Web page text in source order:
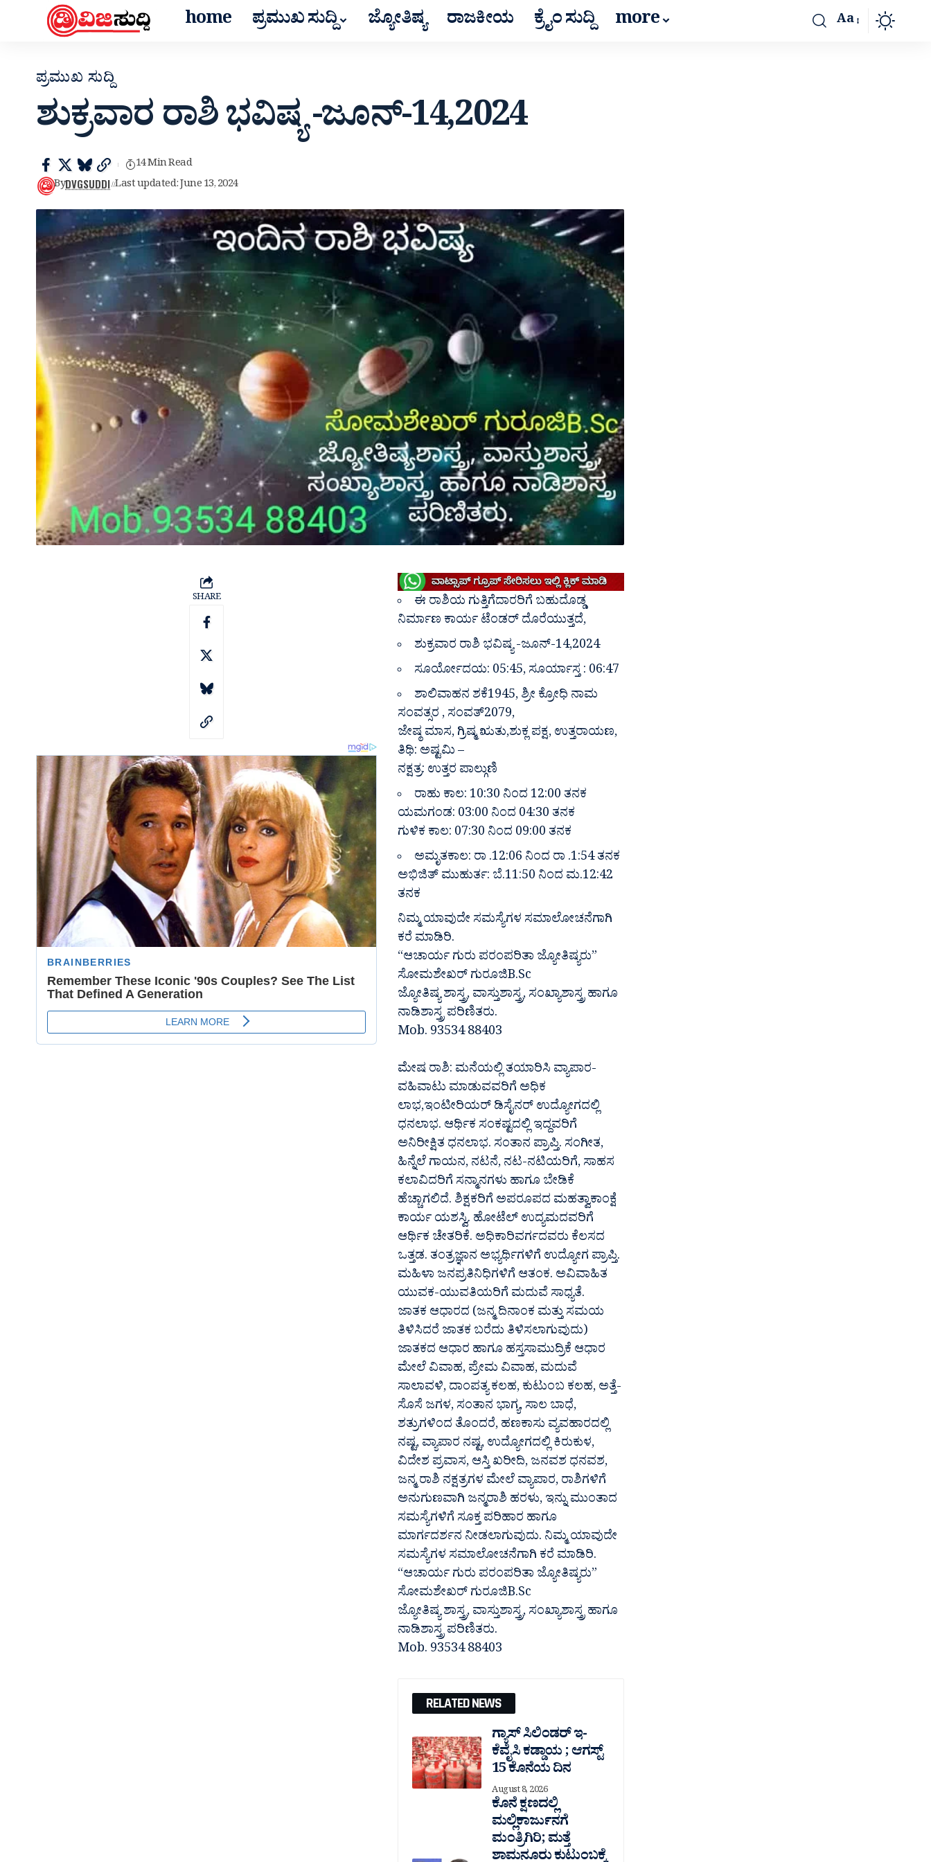
home ಪ್ರಮುಖ ಸುದ್ದಿ ಜ್ಯೋತಿಷ್ಯ ರಾಜಕೀಯ ಕ್ರೈಂ ಸುದ್ದಿ more Aa
ಪ್ರಮುಖ ಸುದ್ದಿ
ಶುಕ್ರವಾರ ರಾಶಿ ಭವಿಷ್ಯ -ಜೂನ್-14,2024
ByDVGSUDDI Last updated: June 13, 2024
14 Min Read
SHARE
ಈ ರಾಶಿಯ ಗುತ್ತಿಗೆದಾರರಿಗೆ ಬಹುದೊಡ್ಡ
ನಿರ್ಮಾಣ ಕಾರ್ಯ ಟೆಂಡರ್ ದೊರೆಯುತ್ತದೆ,
ಶುಕ್ರವಾರ ರಾಶಿ ಭವಿಷ್ಯ -ಜೂನ್-14,2024
ಸೂರ್ಯೋದಯ: 05:45, ಸೂರ್ಯಾಸ್ತ : 06:47
ಶಾಲಿವಾಹನ ಶಕೆ1945, ಶ್ರೀ ಕ್ರೋಧಿ ನಾಮ
ಸಂವತ್ಸರ , ಸಂವತ್2079,
ಜೇಷ್ಠ ಮಾಸ, ಗ್ರಿಷ್ಮ ಋತು,ಶುಕ್ಲ ಪಕ್ಷ, ಉತ್ತರಾಯಣ,
ತಿಥಿ: ಅಷ್ಟಮಿ –
ನಕ್ಷತ್ರ: ಉತ್ತರ ಪಾಲ್ಗುಣಿ
ರಾಹು ಕಾಲ: 10:30 ನಿಂದ 12:00 ತನಕ
ಯಮಗಂಡ: 03:00 ನಿಂದ 04:30 ತನಕ
ಗುಳಿಕ ಕಾಲ: 07:30 ನಿಂದ 09:00 ತನಕ
ಅಮೃತಕಾಲ: ರಾ .12:06 ನಿಂದ ರಾ .1:54 ತನಕ
ಅಭಿಜಿತ್ ಮುಹುರ್ತ: ಬೆ.11:50 ನಿಂದ ಮ.12:42
ತನಕ
ನಿಮ್ಮ ಯಾವುದೇ ಸಮಸ್ಯೆಗಳ ಸಮಾಲೋಚನೆಗಾಗಿ
ಕರೆ ಮಾಡಿರಿ.
“ಆಚಾರ್ಯ ಗುರು ಪರಂಪರಿತಾ ಜ್ಯೋತಿಷ್ಯರು”
ಸೋಮಶೇಖರ್ ಗುರೂಜಿB.Sc
ಜ್ಯೋತಿಷ್ಯ ಶಾಸ್ತ್ರ, ವಾಸ್ತುಶಾಸ್ತ್ರ, ಸಂಖ್ಯಾಶಾಸ್ತ್ರ ಹಾಗೂ
ನಾಡಿಶಾಸ್ತ್ರ ಪರಿಣಿತರು.
Mob. 93534 88403
ಮೇಷ ರಾಶಿ: ಮನೆಯಲ್ಲಿ ತಯಾರಿಸಿ ವ್ಯಾಪಾರ-
ವಹಿವಾಟು ಮಾಡುವವರಿಗೆ ಅಧಿಕ
ಲಾಭ,ಇಂಟೀರಿಯರ್ ಡಿಸೈನರ್ ಉದ್ಯೋಗದಲ್ಲಿ
ಧನಲಾಭ. ಆರ್ಥಿಕ ಸಂಕಷ್ಟದಲ್ಲಿ ಇದ್ದವರಿಗೆ
ಅನಿರೀಕ್ಷಿತ ಧನಲಾಭ. ಸಂತಾನ ಪ್ರಾಪ್ತಿ. ಸಂಗೀತ,
ಹಿನ್ನೆಲೆ ಗಾಯನ, ನಟನೆ, ನಟ-ನಟಿಯರಿಗೆ, ಸಾಹಸ
ಕಲಾವಿದರಿಗೆ ಸನ್ಮಾನಗಳು ಹಾಗೂ ಬೇಡಿಕೆ
ಹೆಚ್ಚಾಗಲಿದೆ. ಶಿಕ್ಷಕರಿಗೆ ಅಪರೂಪದ ಮಹತ್ವಾಕಾಂಕ್ಷೆ
ಕಾರ್ಯ ಯಶಸ್ವಿ. ಹೋಟೆಲ್ ಉದ್ಯಮದವರಿಗೆ
ಆರ್ಥಿಕ ಚೇತರಿಕೆ. ಅಧಿಕಾರಿವರ್ಗದವರು ಕೆಲಸದ
ಒತ್ತಡ. ತಂತ್ರಜ್ಞಾನ ಅಭ್ಯರ್ಥಿಗಳಿಗೆ ಉದ್ಯೋಗ ಪ್ರಾಪ್ತಿ.
ಮಹಿಳಾ ಜನಪ್ರತಿನಿಧಿಗಳಿಗೆ ಆತಂಕ. ಅವಿವಾಹಿತ
ಯುವಕ-ಯುವತಿಯರಿಗೆ ಮದುವೆ ಸಾಧ್ಯತೆ.
ಜಾತಕ ಆಧಾರದ (ಜನ್ಮ ದಿನಾಂಕ ಮತ್ತು ಸಮಯ
ತಿಳಿಸಿದರೆ ಜಾತಕ ಬರೆದು ತಿಳಿಸಲಾಗುವುದು)
ಜಾತಕದ ಆಧಾರ ಹಾಗೂ ಹಸ್ತಸಾಮುದ್ರಿಕೆ ಆಧಾರ
ಮೇಲೆ ವಿವಾಹ, ಪ್ರೇಮ ವಿವಾಹ, ಮದುವೆ
ಸಾಲಾವಳಿ, ದಾಂಪತ್ಯ ಕಲಹ, ಕುಟುಂಬ ಕಲಹ, ಅತ್ತೆ-
ಸೊಸೆ ಜಗಳ, ಸಂತಾನ ಭಾಗ್ಯ, ಸಾಲ ಬಾಧೆ,
ಶತ್ರುಗಳಿಂದ ತೊಂದರೆ, ಹಣಕಾಸು ವ್ಯವಹಾರದಲ್ಲಿ
ನಷ್ಟ, ವ್ಯಾಪಾರ ನಷ್ಟ, ಉದ್ಯೋಗದಲ್ಲಿ ಕಿರುಕುಳ,
ವಿದೇಶ ಪ್ರವಾಸ, ಆಸ್ತಿ ಖರೀದಿ, ಜನವಶ ಧನವಶ,
ಜನ್ಮ ರಾಶಿ ನಕ್ಷತ್ರಗಳ ಮೇಲೆ ವ್ಯಾಪಾರ, ರಾಶಿಗಳಿಗೆ
ಅನುಗುಣವಾಗಿ ಜನ್ಮರಾಶಿ ಹರಳು, ಇನ್ನು ಮುಂತಾದ
ಸಮಸ್ಯೆಗಳಿಗೆ ಸೂಕ್ತ ಪರಿಹಾರ ಹಾಗೂ
ಮಾರ್ಗದರ್ಶನ ನೀಡಲಾಗುವುದು. ನಿಮ್ಮ ಯಾವುದೇ
ಸಮಸ್ಯೆಗಳ ಸಮಾಲೋಚನೆಗಾಗಿ ಕರೆ ಮಾಡಿರಿ.
“ಆಚಾರ್ಯ ಗುರು ಪರಂಪರಿತಾ ಜ್ಯೋತಿಷ್ಯರು”
ಸೋಮಶೇಖರ್ ಗುರೂಜಿB.Sc
ಜ್ಯೋತಿಷ್ಯ ಶಾಸ್ತ್ರ, ವಾಸ್ತುಶಾಸ್ತ್ರ, ಸಂಖ್ಯಾಶಾಸ್ತ್ರ ಹಾಗೂ
ನಾಡಿಶಾಸ್ತ್ರ ಪರಿಣಿತರು.
Mob. 93534 88403
RELATED NEWS
ಗ್ಯಾಸ್ ಸಿಲಿಂಡರ್ ಇ-
ಕೆವೈಸಿ ಕಡ್ಡಾಯ ; ಆಗಸ್ಟ್
15 ಕೊನೆಯ ದಿನ
August 8, 2026
ಕೊನೆ ಕ್ಷಣದಲ್ಲಿ
ಮಲ್ಲಿಕಾರ್ಜುನಗೆ
ಮಂತ್ರಿಗಿರಿ; ಮತ್ತೆ